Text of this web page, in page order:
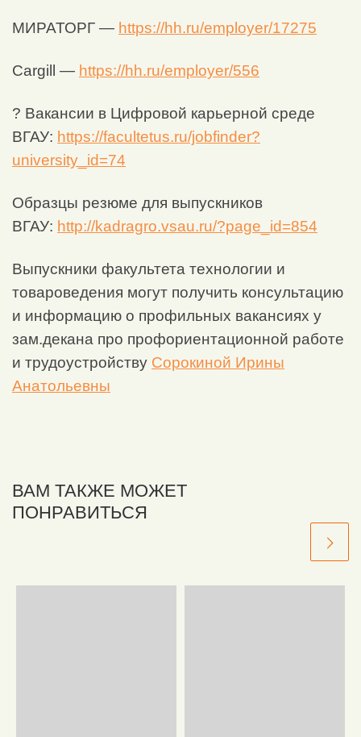
МИРАТОРГ — https://hh.ru/employer/17275
Cargill — https://hh.ru/employer/556
? Вакансии в Цифровой карьерной среде
ВГАУ: https://facultetus.ru/jobfinder?
university_id=74
Образцы резюме для выпускников
ВГАУ: http://kadragro.vsau.ru/?page_id=854
Выпускники факультета технологии и
товароведения могут получить консультацию
и информацию о профильных вакансиях у
зам.декана про профориентационной работе
и трудоустройству Сорокиной Ирины
Анатольевны
ВАМ ТАКЖЕ МОЖЕТ
ПОНРАВИТЬСЯ